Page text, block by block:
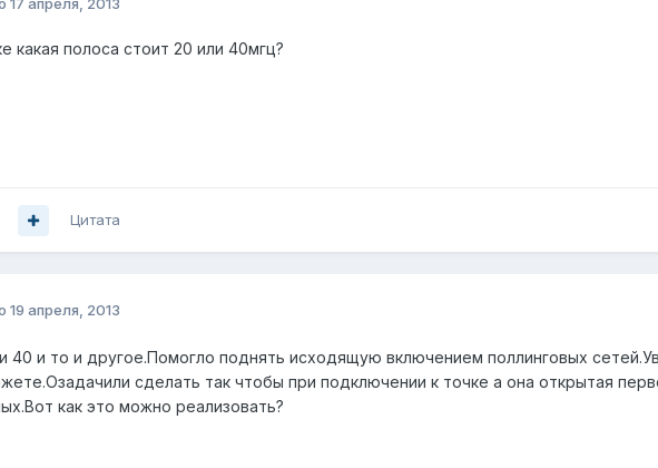
какая полоса стоит 20 или 40мгц?
Цитата
19 апреля, 2013
40 и то и другое.Помогло поднять исходящую включением поллинговых
сделать так чтобы при подключении к точке а она открытая
как это можно реализовать?